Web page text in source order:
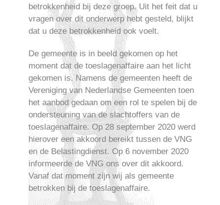
betrokkenheid bij deze groep. Uit het feit dat u
vragen over dit onderwerp hebt gesteld, blijkt
dat u deze betrokkenheid ook voelt.
De gemeente is in beeld gekomen op het
moment dat de toeslagenaffaire aan het licht
gekomen is. Namens de gemeenten heeft de
Vereniging van Nederlandse Gemeenten toen
het aanbod gedaan om een rol te spelen bij de
ondersteuning van de slachtoffers van de
toeslagenaffaire. Op 28 september 2020 werd
hierover een akkoord bereikt tussen de VNG
en de Belastingdienst. Op 6 november 2020
informeerde de VNG ons over dit akkoord.
Vanaf dat moment zijn wij als gemeente
betrokken bij de toeslagenaffaire.